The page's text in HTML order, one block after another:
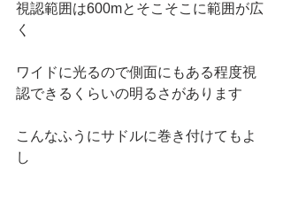
視認範囲は600mとそこそこに範囲が広
く
ワイドに光るので側面にもある程度視
認できるくらいの明るさがあります
こんなふうにサドルに巻き付けてもよ
し